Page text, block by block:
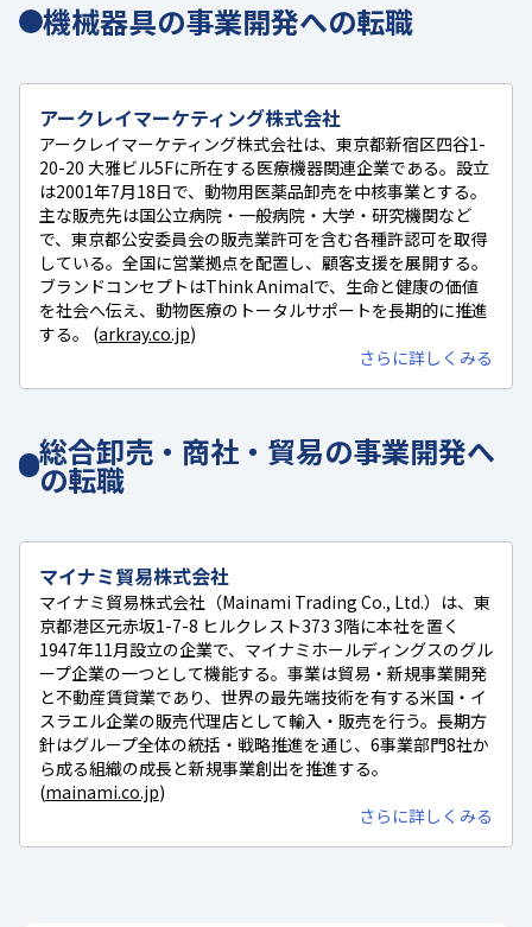
機械器具の事業開発への転職
アークレイマーケティング株式会社
アークレイマーケティング株式会社は、東京都新宿区四谷1-
20-20 大雅ビル5Fに所在する医療機器関連企業である。設立
は2001年7月18日で、動物用医薬品卸売を中核事業とする。
主な販売先は国公立病院・一般病院・大学・研究機関など
で、東京都公安委員会の販売業許可を含む各種許認可を取得
している。全国に営業拠点を配置し、顧客支援を展開する。
ブランドコンセプトはThink Animalで、生命と健康の価値
を社会へ伝え、動物医療のトータルサポートを長期的に推進
する。 (arkray.co.jp)
さらに詳しくみる
総合卸売・商社・貿易の事業開発へ
の転職
マイナミ貿易株式会社
マイナミ貿易株式会社（Mainami Trading Co., Ltd.）は、東
京都港区元赤坂1-7-8 ヒルクレスト373 3階に本社を置く
1947年11月設立の企業で、マイナミホールディングスのグル
ープ企業の一つとして機能する。事業は貿易・新規事業開発
と不動産賃貸業であり、世界の最先端技術を有する米国・イ
スラエル企業の販売代理店として輸入・販売を行う。長期方
針はグループ全体の統括・戦略推進を通じ、6事業部門8社か
ら成る組織の成長と新規事業創出を推進する。
(mainami.co.jp)
さらに詳しくみる